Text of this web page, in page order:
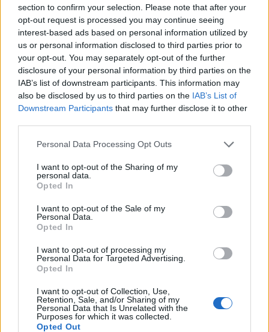
section to confirm your selection. Please note that after your
opt-out request is processed you may continue seeing
interest-based ads based on personal information utilized by
us or personal information disclosed to third parties prior to
your opt-out. You may separately opt-out of the further
disclosure of your personal information by third parties on the
IAB’s list of downstream participants. This information may
also be disclosed by us to third parties on the IAB’s List of
Downstream Participants that may further disclose it to other
Personal Data Processing Opt Outs
I want to opt-out of the Sharing of my
personal data.
Opted In
I want to opt-out of the Sale of my
Personal Data.
Opted In
I want to opt-out of processing my
Personal Data for Targeted Advertising.
Opted In
I want to opt-out of Collection, Use,
Retention, Sale, and/or Sharing of my
Personal Data that Is Unrelated with the
Purposes for which it was collected.
Opted Out
Últimas Notícias
Engenharia da Universidade do Porto no escadório
do Santuário